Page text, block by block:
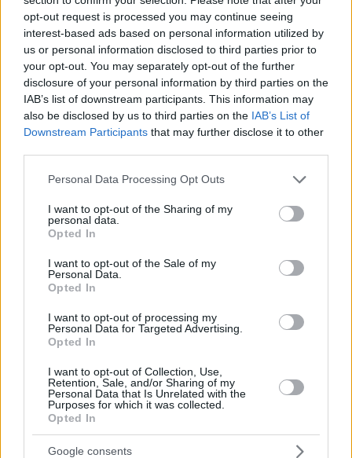
opt-out request is processed you may continue seeing
interest-based ads based on personal information utilized by
us or personal information disclosed to third parties prior to
your opt-out. You may separately opt-out of the further
disclosure of your personal information by third parties on the
IAB’s list of downstream participants. This information may
also be disclosed by us to third parties on the IAB’s List of
Downstream Participants that may further disclose it to other
Please note that this website/app uses one or more Google
not limited to your visit or usage behaviour. You may click to
grant or deny consent to Google and its third-party tags to
use your data for below specified purposes in below Google
consent section.
Personal Data Processing Opt Outs
I want to opt-out of the Sharing of my
personal data.
Opted In
I want to opt-out of the Sale of my
Personal Data.
Opted In
I want to opt-out of processing my
Personal Data for Targeted Advertising.
Opted In
I want to opt-out of Collection, Use,
Retention, Sale, and/or Sharing of my
Personal Data that Is Unrelated with the
Purposes for which it was collected.
Opted In
Google consents
πρωταθλητής που φέρνει την
ποιότητα της αθλητικής